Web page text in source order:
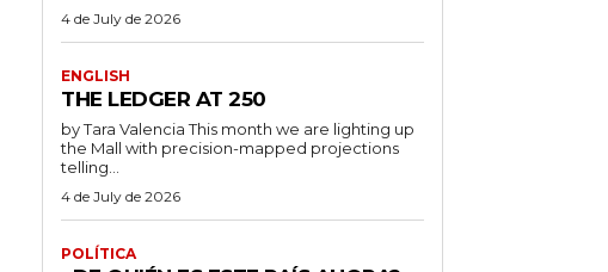
4 de July de 2026
ENGLISH
THE LEDGER AT 250
by Tara Valencia This month we are lighting up
the Mall with precision-mapped projections
telling...
4 de July de 2026
POLÍTICA